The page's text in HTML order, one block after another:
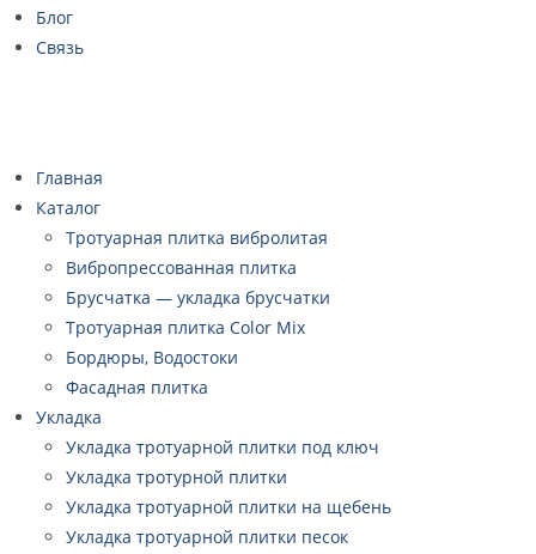
Блог
Связь
Главная
Каталог
Тротуарная плитка вибролитая
Вибропрессованная плитка
Брусчатка — укладка брусчатки
Тротуарная плитка Color Mix
Бордюры, Водостоки
Фасадная плитка
Укладка
Укладка тротуарной плитки под ключ
Укладка тротурной плитки
Укладка тротуарной плитки на щебень
Укладка тротуарной плитки песок